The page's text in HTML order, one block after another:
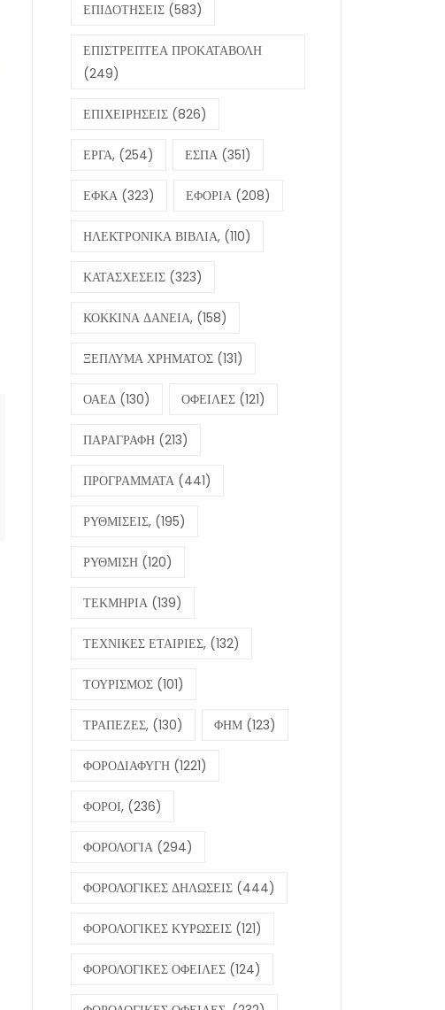
ΕΠΙΔΟΤΗΣΕΙΣ (583)
ΕΠΙΣΤΡΕΠΤΕΑ ΠΡΟΚΑΤΑΒΟΛΗ
(249)
ΕΠΙΧΕΙΡΗΣΕΙΣ (826)
ΕΡΓΑ, (254) ΕΣΠΑ (351)
ΕΦΚΑ (323) ΕΦΟΡΙΑ (208)
ΗΛΕΚΤΡΟΝΙΚΑ ΒΙΒΛΙΑ, (110)
ΚΑΤΑΣΧΕΣΕΙΣ (323)
ΚΟΚΚΙΝΑ ΔΑΝΕΙΑ, (158)
ΞΕΠΛΥΜΑ ΧΡΗΜΑΤΟΣ (131)
ΟΑΕΔ (130) ΟΦΕΙΛΕΣ (121)
ΠΑΡΑΓΡΑΦΗ (213)
ΠΡΟΓΡΑΜΜΑΤΑ (441)
ΡΥΘΜΙΣΕΙΣ, (195)
ΡΥΘΜΙΣΗ (120)
ΤΕΚΜΗΡΙΑ (139)
ΤΕΧΝΙΚΕΣ ΕΤΑΙΡΙΕΣ, (132)
ΤΟΥΡΙΣΜΟΣ (101)
ΤΡΑΠΕΖΕΣ, (130) ΦΗΜ (123)
ΦΟΡΟΔΙΑΦΥΓΗ (1221)
ΦΟΡΟΙ, (236)
ΦΟΡΟΛΟΓΙΑ (294)
ΦΟΡΟΛΟΓΙΚΕΣ ΔΗΛΩΣΕΙΣ (444)
ΦΟΡΟΛΟΓΙΚΕΣ ΚΥΡΩΣΕΙΣ (121)
ΦΟΡΟΛΟΓΙΚΕΣ ΟΦΕΙΛΕΣ (124)